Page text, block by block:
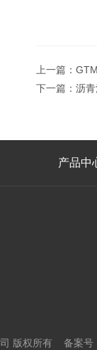
上一篇：
下一篇： 沥
产品中
司 版权所有 备案号